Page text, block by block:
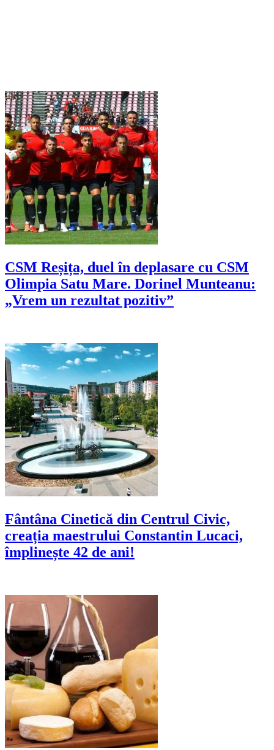
CSM Reșița, duel în deplasare cu CSM
Olimpia Satu Mare. Dorinel Munteanu:
„Vrem un rezultat pozitiv”
Fântâna Cinetică din Centrul Civic,
creația maestrului Constantin Lucaci,
împlinește 42 de ani!